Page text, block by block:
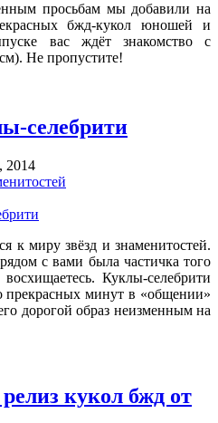
просьбам мы добавили на
бжд-кукол юношей и
вас ждёт знакомство с
Не пропустите!
селебрити
2014
к миру звёзд и знаменитостей.
с вами была частичка того
Куклы-селебрити
прекрасных минут в «общении»
дорогой образ неизменным на
кукол бжд от